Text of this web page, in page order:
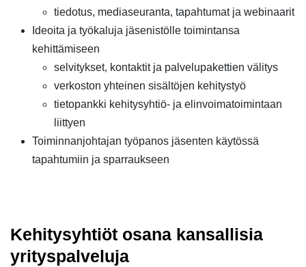
tiedotus, mediaseuranta, tapahtumat ja webinaarit
Ideoita ja työkaluja jäsenistölle toimintansa
kehittämiseen
selvitykset, kontaktit ja palvelupakettien välitys
verkoston yhteinen sisältöjen kehitystyö
tietopankki kehitysyhtiö- ja elinvoimatoimintaan
liittyen
Toiminnanjohtajan työpanos jäsenten käytössä
tapahtumiin ja sparraukseen
Kehitysyhtiöt osana kansallisia
yrityspalveluja